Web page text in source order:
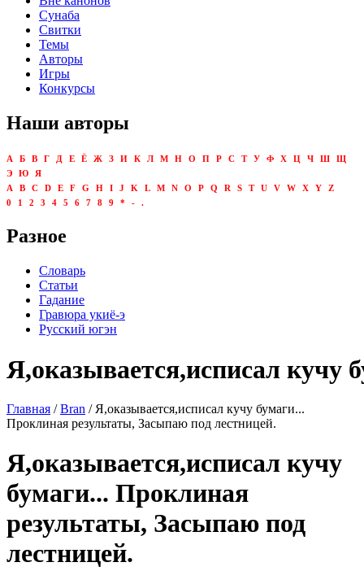
Сунаба
Свитки
Темы
Авторы
Игры
Конкурсы
Наши авторы
А Б В Г Д Е Ё Ж З И К Л М Н О П Р С Т У Ф Х Ц Ч Ш
Щ
Э
Ю
Я
A
B C D E F G H I J K L M N O P Q R S T U V W X Y
Z
0
1 2 3 4 5 6 7 8 9 * - .
Разное
Словарь
Статьи
Гадание
Гравюра укиё-э
Русский югэн
Я,оказывается,исписал кучу
Главная /Bran / Я,оказывается,исписал кучу бумаги...
Проклиная результаты, Засыпаю под лестницей.
Я,оказывается,исписал кучу
бумаги... Проклиная
результаты, Засыпаю под
лестницей.